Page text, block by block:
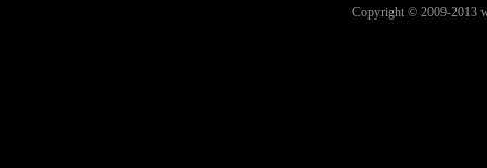
Copyright © 2009-2013